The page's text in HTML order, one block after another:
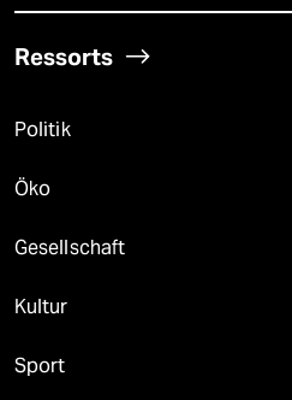
Ressorts
Politik
Öko
Gesellschaft
Kultur
Sport